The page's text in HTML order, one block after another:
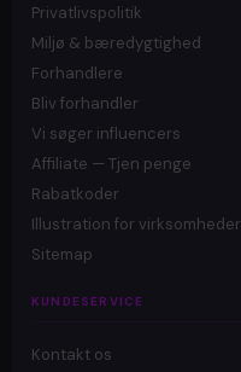
Privatlivspolitik
Miljø & bæredygtighed
Forhandlere
Bliv forhandler
Vi søger influencers
Affiliate — Tjen penge
Rabatkoder
Illustration for virksomheder
Sitemap
KUNDESERVICE
Kontakt os